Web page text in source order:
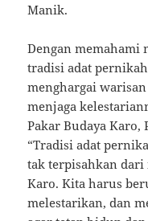
Manik.
Dengan memahami
tradisi adat
menghargai
menjaga
Pakar Budaya
“Tradisi adat
tak terpisahkan
Karo. Kita harus
melestarikan, dan